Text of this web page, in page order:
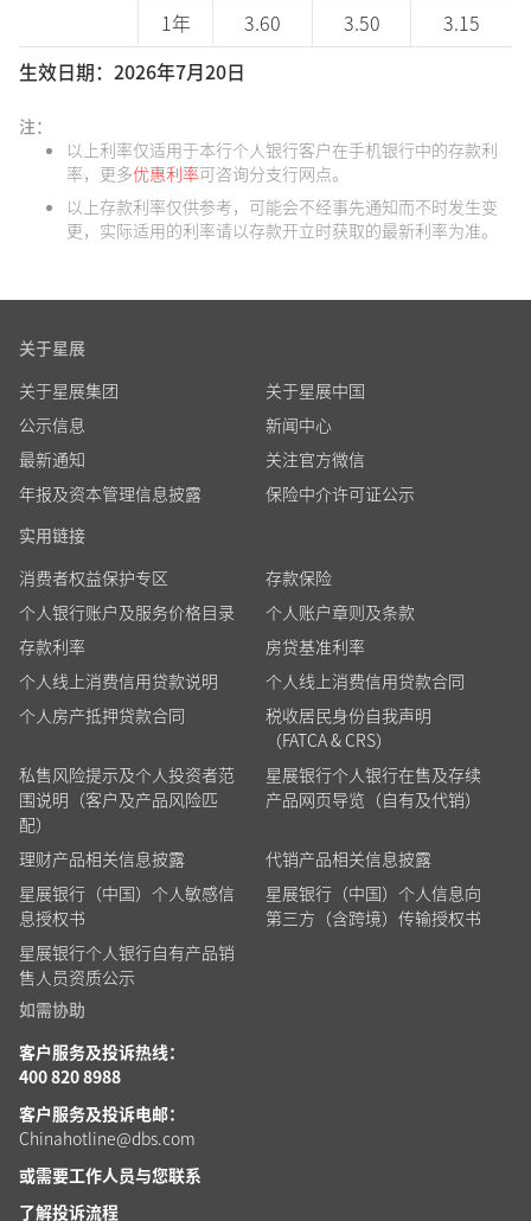
1年 3.60 3.50
3.15
生效日期：2026年7月20日
注：
以上利率仅适用于本行个人银行客户在手机银行中的存款利
率，更多优惠利率可咨询分支行网点。
以上存款利率仅供参考，可能会不经事先通知而不时发生变
更，实际适用的利率请以存款开立时获取的最新利率为准。
关于星展
关于星展集团
关于星展中国
公示信息
新闻中心
最新通知
关注官方微信
年报及资本管理信息披露
保险中介许可证公示
实用链接
消费者权益保护专区
存款保险
个人银行账户及服务价格目录
个人账户章则及条款
存款利率
房贷基准利率
个人线上消费信用贷款说明
个人线上消费信用贷款合同
个人房产抵押贷款合同
税收居民身份自我声明
（FATCA & CRS）
私售风险提示及个人投资者范
围说明（客户及产品风险匹
配）
星展银行个人银行在售及存续
产品网页导览（自有及代销）
理财产品相关信息披露
代销产品相关信息披露
星展银行（中国）个人敏感信
息授权书
星展银行（中国）个人信息向
第三方（含跨境）传输授权书
星展银行个人银行自有产品销
售人员资质公示
如需协助
客户服务及投诉热线：
400 820 8988
客户服务及投诉电邮：
Chinahotline@dbs.com
或需要工作人员与您联系
了解投诉流程